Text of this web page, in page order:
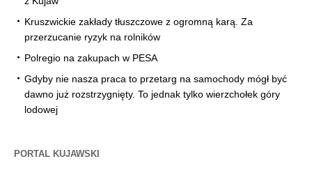
Kruszwickie zakłady tłuszczowe z ogromną karą. Za
przerzucanie ryzyk na rolników
Polregio na zakupach w PESA
Gdyby nie nasza praca to przetarg na samochody mógł być
dawno już rozstrzygnięty. To jednak tylko wierzchołek góry
lodowej
PORTAL KUJAWSKI